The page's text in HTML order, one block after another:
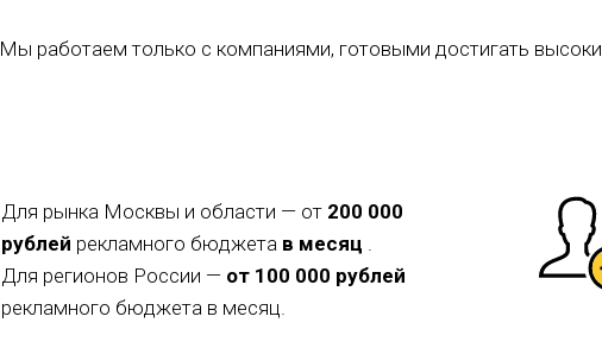
Мы работаем только с компаниями, готовыми достигать
Для рынка Москвы и области — от 200 000
рублей рекламного бюджета в месяц
Для регионов России — от 100 000 рублей
рекламного бюджета в месяц.